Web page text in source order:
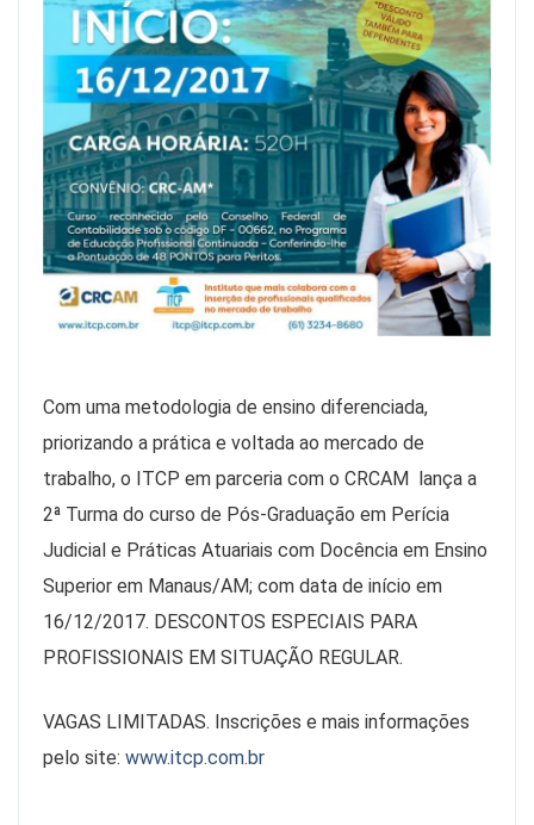
Com uma metodologia de ensino diferenciada,
priorizando a prática e voltada ao mercado de
trabalho, o ITCP em parceria com o CRCAM lança a
2ª Turma do curso de Pós-Graduação em Perícia
Judicial e Práticas Atuariais com Docência em Ensino
Superior em Manaus/AM; com data de início em
16/12/2017. DESCONTOS ESPECIAIS PARA
PROFISSIONAIS EM SITUAÇÃO REGULAR.
VAGAS LIMITADAS. Inscrições e mais informações
pelo site: www.itcp.com.br